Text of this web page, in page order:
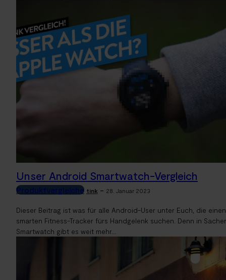
Unser Android Smartwatch-Vergleich
Produktvergleiche tink - 28. Januar 2023
Dieser Beitrag ist was für alle Android-User unter Euch, die einen
smarten Fitness-Tracker fürs Handgelenk suchen. Denn in
Smartwatch gibt es weit mehr...